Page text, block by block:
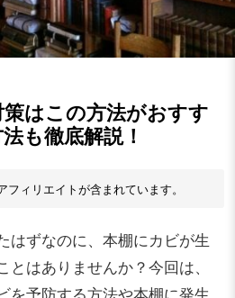
はこの方法がおすす
も徹底解説！
ィリエイトが含まれています。
はずなのに、本棚にカビが生
はありませんか？今回は、